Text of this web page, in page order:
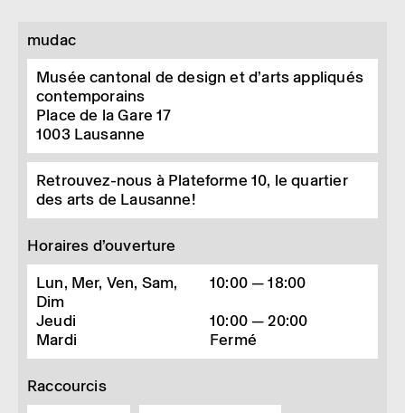
mudac
Musée cantonal de design et d’arts appliqués
contemporains
Place de la Gare 17
1003 Lausanne
Retrouvez-nous à Plateforme 10, le quartier
des arts de Lausanne!
Horaires d’ouverture
Lun, Mer, Ven, Sam,
Dim
10:00 — 18:00
Jeudi
10:00 — 20:00
Mardi
Fermé
Raccourcis